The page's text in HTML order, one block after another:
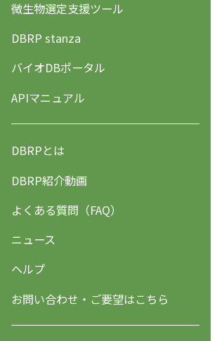
微生物選定支援ツール
DBRP stanza
バイオDBポータル
APIマニュアル
DBRPとは
DBRP紹介動画
よくある質問（FAQ）
ニュース
ヘルプ
お問い合わせ・ご要望はこちら